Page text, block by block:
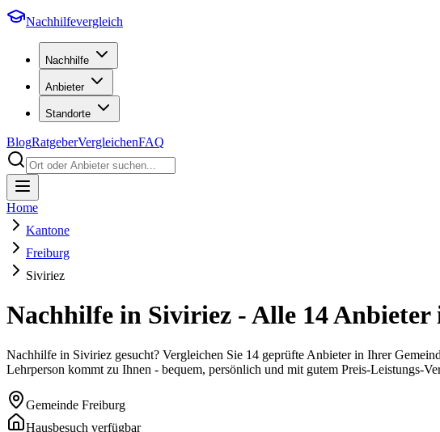
Nachhilfevergleich
Nachhilfe
Anbieter
Standorte
BlogRatgeberVergleichenFAQ
Home
Kantone
Freiburg
Siviriez
Nachhilfe in Siviriez - Alle 14Anbieter
Nachhilfe in Siviriez gesucht? Vergleichen Sie 14 geprüfte Anbieter in Ihrer
Lehrperson kommt zu Ihnen - bequem, persönlich und mit gutem Preis-Leistungs-
Gemeinde Freiburg
Hausbesuch verfügbar